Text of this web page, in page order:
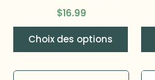
$16.99
Choix des options